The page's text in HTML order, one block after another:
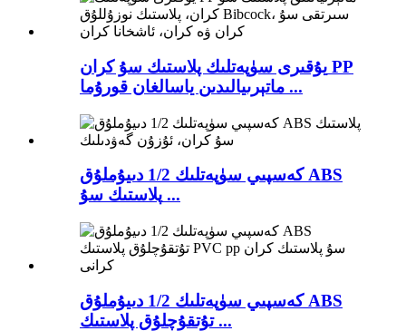
يۇقىرى سۈپەتلىك پلاستىك سۇ كران PP
ماتېرىيالىدىن ياسالغان قورۇما ...
كەسپىي سۈپەتلىك 1/2 دىيۇملۇق ABS
پلاستىك سۇ ...
كەسپىي سۈپەتلىك 1/2 دىيۇملۇق ABS
تۇتقۇچلۇق پلاستىك ...